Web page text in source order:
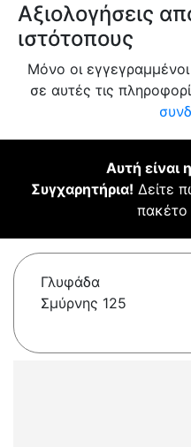
Αξιολογήσεις
ιστότοπους
Μόνο οι
σε αυτές τις
Αυτή είναι
Συγχαρητήρια! Δείτε
πακέτο
Γλυφάδα
Σμύρνης 125